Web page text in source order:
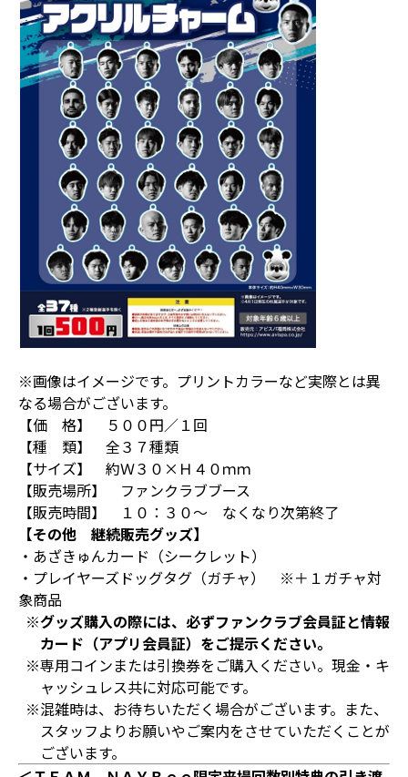
※画像はイメージです。プリントカラーなど実際とは異
なる場合がございます。
【価 格】 ５００円／１回
【種 類】 全３７種類
【サイズ】 約Ｗ３０×Ｈ４０ｍｍ
【販売場所】 ファンクラブブース
【販売時間】 １０：３０～ なくなり次第終了
【その他 継続販売グッズ】
・あざきゅんカード（シークレット）
・プレイヤーズドッグタグ（ガチャ） ※＋１ガチャ対
象商品
※グッズ購入の際には、必ずファンクラブ会員証と情報
カード（アプリ会員証）をご提示ください。
※専用コインまたは引換券をご購入ください。現金・キ
ャッシュレス共に対応可能です。
※混雑時は、お待ちいただく場合がございます。また、
スタッフよりお願いやご案内をさせていただくことが
ございます。